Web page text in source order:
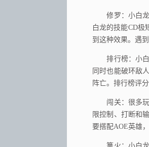
修罗：小白龙
白龙的技能CD极
到这种效果。遇
排行榜：小白
同时也能破环敌
阵亡。排行榜
闯关：很多玩
限控制、打断和
要搭配AOE英